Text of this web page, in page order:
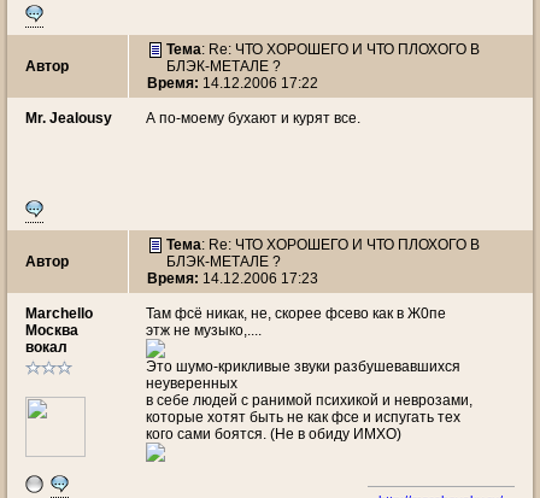
Автор
Тема: Re: ЧТО ХОРОШЕГО И ЧТО ПЛОХОГО В
БЛЭК-МЕТАЛЕ ?
Время: 14.12.2006 17:22
Mr. Jealousy А по-моему бухают и курят все.
Автор
Тема: Re: ЧТО ХОРОШЕГО И ЧТО ПЛОХОГО В
БЛЭК-МЕТАЛЕ ?
Время: 14.12.2006 17:23
Marchello
Москва
вокал
Там фсё никак, не, скорее фсево как в Ж0пе
этж не музыко,....
Это шумо-крикливые звуки разбушевавшихся
неуверенных
в себе людей с ранимой психикой и неврозами,
которые хотят быть не как фсе и испугать тех
кого сами боятся. (Не в обиду ИМХО)